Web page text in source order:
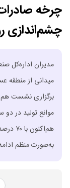
چرخه
چشم‌اندازی
مدیران اداره‌کل
میدانی از منطقه
برگزاری نشست
موانع تولید در
به‌صورت منظم